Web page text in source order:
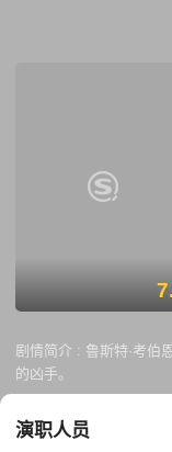
7.
剧情简介 : 鲁斯特·考伯
的凶手。
演职人员